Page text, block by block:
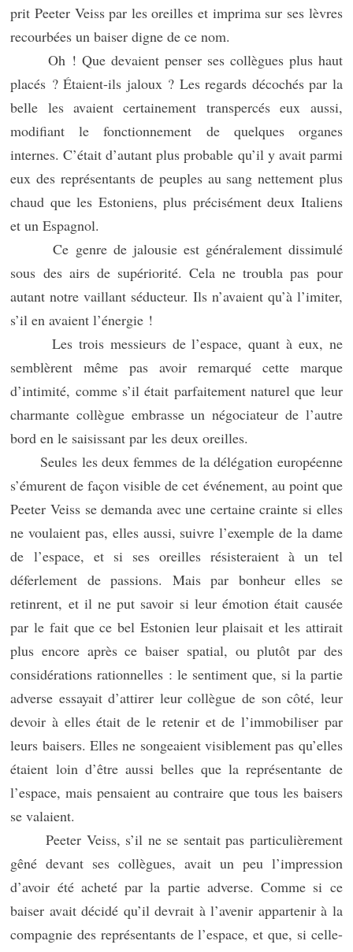
prit Peeter Veiss par les oreilles et imprima sur ses lèvres
recourbées un baiser digne de ce nom.
Oh ! Que devaient penser ses collègues plus haut
placés ? Étaient-ils jaloux ? Les regards décochés par la
belle les avaient certainement transpercés eux aussi,
modifiant le fonctionnement de quelques organes
internes. C’était d’autant plus probable qu’il y avait parmi
eux des représentants de peuples au sang nettement plus
chaud que les Estoniens, plus précisément deux Italiens
et un Espagnol.
Ce genre de jalousie est généralement dissimulé
sous des airs de supériorité. Cela ne troubla pas pour
autant notre vaillant séducteur. Ils n’avaient qu’à l’imiter,
s’il en avaient l’énergie !
Les trois messieurs de l’espace, quant à eux, ne
semblèrent même pas avoir remarqué cette marque
d’intimité, comme s’il était parfaitement naturel que leur
charmante collègue embrasse un négociateur de l’autre
bord en le saisissant par les deux oreilles.
Seules les deux femmes de la délégation européenne
s’émurent de façon visible de cet événement, au point que
Peeter Veiss se demanda avec une certaine crainte si elles
ne voulaient pas, elles aussi, suivre l’exemple de la dame
de l’espace, et si ses oreilles résisteraient à un tel
déferlement de passions. Mais par bonheur elles se
retinrent, et il ne put savoir si leur émotion était causée
par le fait que ce bel Estonien leur plaisait et les attirait
plus encore après ce baiser spatial, ou plutôt par des
considérations rationnelles : le sentiment que, si la partie
adverse essayait d’attirer leur collègue de son côté, leur
devoir à elles était de le retenir et de l’immobiliser par
leurs baisers. Elles ne songeaient visiblement pas qu’elles
étaient loin d’être aussi belles que la représentante de
l’espace, mais pensaient au contraire que tous les baisers
se valaient.
Peeter Veiss, s’il ne se sentait pas particulièrement
gêné devant ses collègues, avait un peu l’impression
d’avoir été acheté par la partie adverse. Comme si ce
baiser avait décidé qu’il devrait à l’avenir appartenir à la
compagnie des représentants de l’espace, et que, si celle-